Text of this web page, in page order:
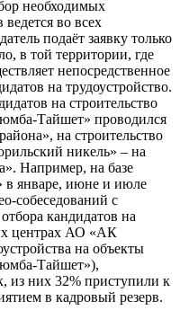
необходимых
во всех
подаёт заявку только
в той территории, где
непосредственное
на трудоустройство.
на строительство
Тайшет» проводился
на строительство
никель» – на
Например, на базе
январе, июне и июле
собеседований с
кандидатов на
центрах АО «АК
на объекты
Тайшет»),
из них 32% приступили к
в кадровый резерв.